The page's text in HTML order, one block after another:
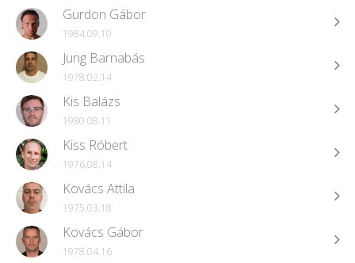
Gurdon Gábor
1984.09.10
Jung Barnabás
1978.02.14
Kis Balázs
1980.08.11
Kiss Róbert
1976.08.14
Kovács Attila
1975.03.18
Kovács Gábor
1978.04.16